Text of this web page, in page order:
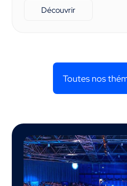
Découvrir
Toutes nos